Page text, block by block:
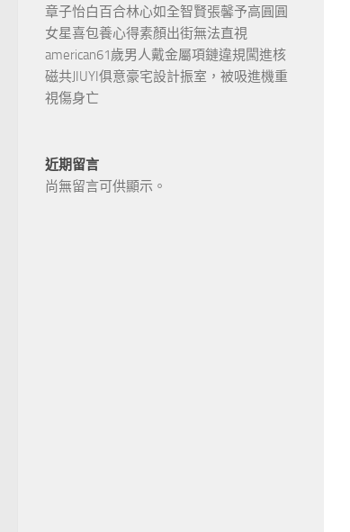
章子怡白百合林心如全智賢張馨予高圓圓
女星喜包養心得素顏出街無法直視
american61歲男人戴金屬項鏈違規闖進核
磁共JIUYI俱意豪宅設計振室，被吸進機重
視傷身亡
近期留言
尚無留言可供顯示。